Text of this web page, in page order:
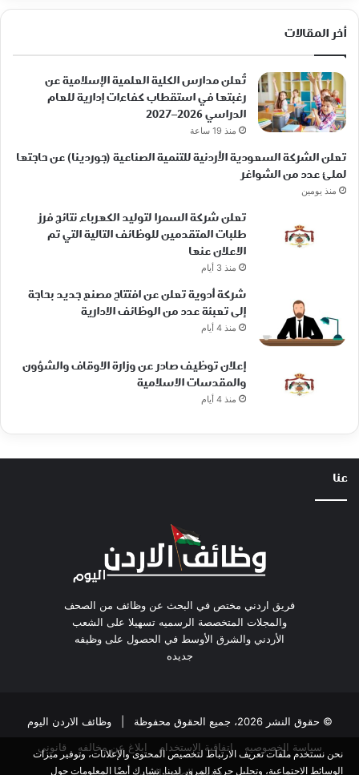
أخر المقالات
تُعلن مدارس الكلية العلمية الإسلامية عن
رغبتها في استقطاب كفاءات إدارية للعام
الدراسي 2026–2027
منذ 19 ساعة
تعلن الشركة السعودية الأردنية للتنمية الصناعية (جوردينا) عن حاجتها
لملئ عدد من الشواغر
منذ يومين
تعلن شركة السمرا لتوليد الكهرباء نتائج فرز
طلبات المتقدمين للوظائف التالية التي تم
الاعلان عنها
منذ 3 أيام
شركة أدوية تعلن عن افتتاح مصنع جديد بحاجة
إلى تعبئة عدد من الوظائف الادارية
منذ 4 أيام
إعلان توظيف صادر عن وزارة الاوقاف والشؤون
والمقدسات الاسلامية
منذ 4 أيام
عنا
فريق اردني مختص في البحث عن وظائف من الصحف
والمجلات المتخصصة الرسميه تسهيلا على الشعب
الأردني والشرق الأوسط في الحصول على وظيفه
جديده
© حقوق النشر 2026، جميع الحقوق محفوظة |
وظائف الاردن اليوم
سياسة الخصوصيه
اتفاقية الاستخدام ابلاغ عن مخالفه
قانوني
حقوق الطبع والنشر
نحن نستخدم ملفات تعريف الارتباط لتخصيص المحتوى والإعلانات، وتوفير ميزات
الوسائط الاجتماعية، وتحليل حركة المرور لدينا. نشارك أيضًا المعلومات حول